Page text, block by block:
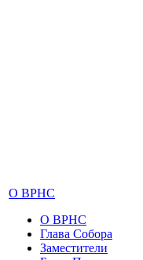
О ВРНС
О ВРНС
Глава Собора
Заместители